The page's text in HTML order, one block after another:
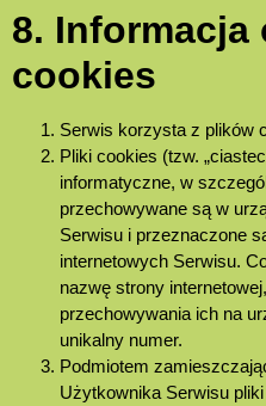
8. Informacja
cookies
Serwis korzysta z plików
Pliki cookies (tzw.
informatyczne, w
przechowywane są w
Serwisu i przeznaczone
internetowych Serwisu.
nazwę strony
przechowywania ich na
unikalny numer.
Podmiotem
Użytkownika Serwisu